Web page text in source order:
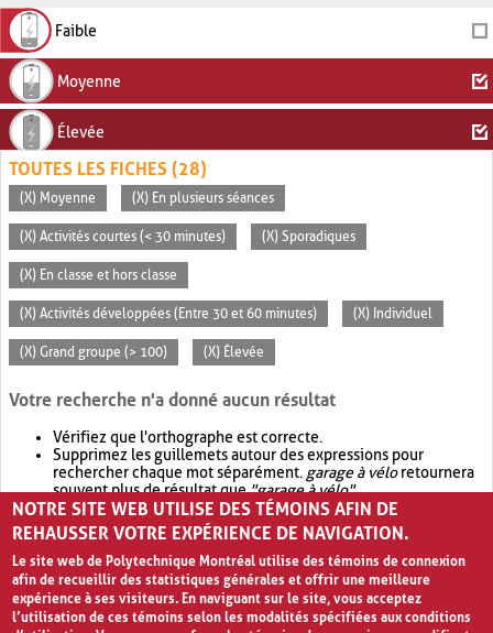
Faible
Moyenne
Élevée
TOUTES LES FICHES (28)
(X) Moyenne (X) En plusieurs séances
(X) Activités courtes (< 30 minutes) (X) Sporadiques
(X) En classe et hors classe
(X) Activités développées (Entre 30 et 60 minutes) (X) Individuel
(X) Grand groupe (> 100) (X) Élevée
Votre recherche n'a donné aucun résultat
Vérifiez que l'orthographe est correcte.
Supprimez les guillemets autour des expressions pour
rechercher chaque mot séparément. garage à véloretournera
souvent plus de résultat que"garage à vélo".
Envisagez d'élargir votre recherche avec OR.garage OR vélo
retournera souvent plus de résultat quegarage à vélo
NOTRE SITE WEB UTILISE DES TÉMOINS AFIN DE
REHAUSSER VOTRE EXPÉRIENCE DE NAVIGATION.
Le site web de Polytechnique Montréal utilise des témoins de connexion
afin de recueillir des statistiques générales et offrir une meilleure
expérience à ses visiteurs. En naviguant sur le site, vous acceptez
l’utilisation de ces témoins selon les modalités spécifiées aux conditions